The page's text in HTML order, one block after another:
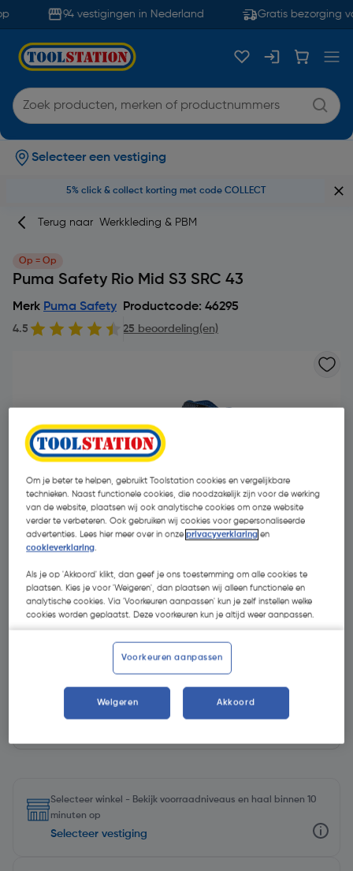
94 vestigingen in Nederland Gratis bezorging
Selecteer een vestiging
5% click & collect korting met code COLLECT
Terug naar Werkkleding & PBM
Op = Op
Puma Safety Rio Mid S3 SRC 43
Merk Puma Safety Productcode: 46295
4.5 25 beoordeling(en)
- 30 %
€ 78,71
Kies productvariant(6)
Selecteer winkel - Bekijk voorraadniveaus en haal binnen 10
minuten op
Selecteer vestiging
Om je beter te helpen, gebruikt Toolstation cookies en vergelijkbare
technieken. Naast functionele cookies, die noodzakelijk zijn voor de werking
van de website, plaatsen wij ook analytische cookies om onze website
verder te verbeteren. Ook gebruiken wij cookies voor gepersonaliseerde
advertenties. Lees hier meer over in onzeprivacyverklaring en
cookieverklaring.
Als je op 'Akkoord' klikt, dan geef je ons toestemming om alle cookies te
plaatsen. Kies je voor 'Weigeren', dan plaatsen wij alleen functionele en
analytische cookies. Via 'Voorkeuren aanpassen' kun je zelf instellen welke
cookies worden geplaatst. Deze voorkeuren kun je altijd weer aanpassen.
Voorkeuren aanpassen
Weigeren Akkoord